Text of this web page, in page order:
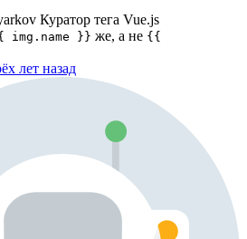
Куратор тега Vue.js
img.name }} же, а не {{
лет назад